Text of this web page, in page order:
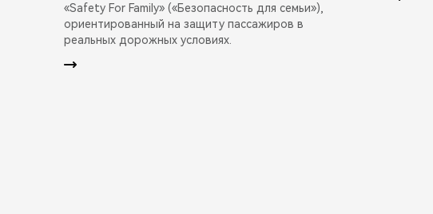
«Safety For Family» («Безопасность для семьи»),
ориентированный на защиту пассажиров в
реальных дорожных условиях.